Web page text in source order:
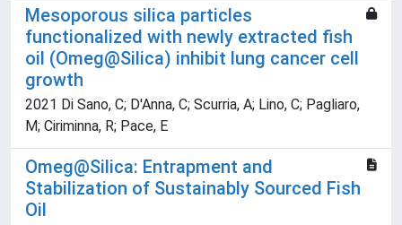
Mesoporous silica particles
functionalized with newly extracted fish
oil (Omeg@Silica) inhibit lung cancer cell
growth
2021 Di Sano, C; D'Anna, C; Scurria, A; Lino, C; Pagliaro,
M; Ciriminna, R; Pace, E
Omeg@Silica: Entrapment and
Stabilization of Sustainably Sourced Fish
Oil